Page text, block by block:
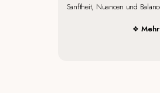
Sanftheit, Nuancen und